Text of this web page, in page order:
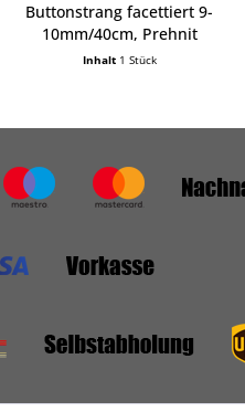
Buttonstrang facettiert 9-
10mm/40cm, Prehnit
Inhalt 1 Stück